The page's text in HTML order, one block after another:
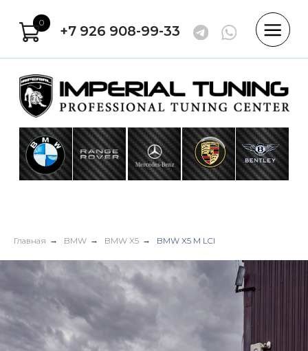
+7 926 908-99-33
Главная → BMW → BMW X5 → BMW X5 M LCI